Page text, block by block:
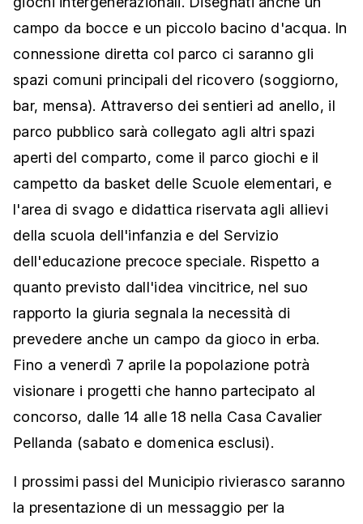
campo da bocce e un piccolo bacino d'acqua. In
connessione diretta col parco ci saranno gli
spazi comuni principali del ricovero (soggiorno,
bar, mensa). Attraverso dei sentieri ad anello, il
parco pubblico sarà collegato agli altri spazi
aperti del comparto, come il parco giochi e il
campetto da basket delle Scuole elementari, e
l'area di svago e didattica riservata agli allievi
della scuola dell'infanzia e del Servizio
dell'educazione precoce speciale. Rispetto a
quanto previsto dall'idea vincitrice, nel suo
rapporto la giuria segnala la necessità di
prevedere anche un campo da gioco in erba.
Fino a venerdì 7 aprile la popolazione potrà
visionare i progetti che hanno partecipato al
concorso, dalle 14 alle 18 nella Casa Cavalier
Pellanda (sabato e domenica esclusi).
I prossimi passi del Municipio rivierasco saranno
la presentazione di un messaggio per la